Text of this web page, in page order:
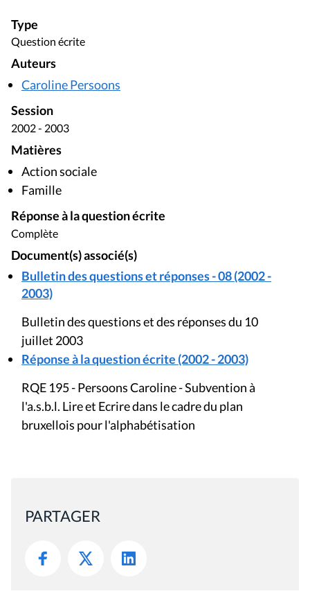
Type
Question écrite
Auteurs
Caroline Persoons
Session
2002 - 2003
Matières
Action sociale
Famille
Réponse à la question écrite
Complète
Document(s) associé(s)
Bulletin des questions et réponses - 08 (2002 -
2003)
Bulletin des questions et des réponses du 10
juillet 2003
Réponse à la question écrite (2002 - 2003)
RQE 195 - Persoons Caroline - Subvention à
l'a.s.b.l. Lire et Ecrire dans le cadre du plan
bruxellois pour l'alphabétisation
PARTAGER